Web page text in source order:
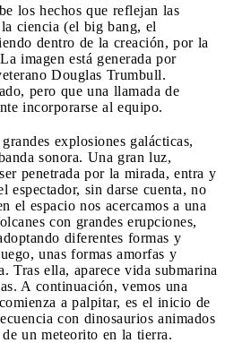
los hechos que reflejan las
ciencia (el big bang, el
dentro de la creación, por la
imagen está generada por
Douglas Trumbull.
pero que una llamada de
incorporarse al equipo.
explosiones galácticas,
sonora. Una gran luz,
penetrada por la mirada, entra y
espectador, sin darse cuenta, no
el espacio nos acercamos a una
con grandes erupciones,
diferentes formas y
unas formas amorfas y
Tras ella, aparece vida submarina
A continuación, vemos una
a palpitar, es el inicio de
con dinosaurios animados
un meteorito en la tierra.